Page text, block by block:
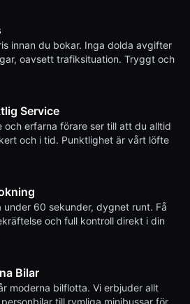
innan du bokar. Inga dolda avgifter
oavsett trafiksituation. Tryggt och
Service
och erfarna förare ser till att du alltid
och i tid. Punktlighet är vårt löfte
under 60 sekunder, dygnet runt. Få
och full kontroll direkt i din
Bilar
moderna bilflotta. Vi erbjuder allt
till rymliga minibussar för